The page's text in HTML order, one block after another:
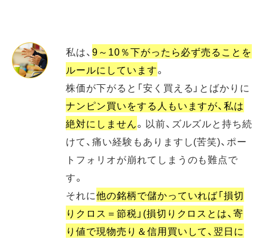
私は、9～10％下がったら必ず売ることを
ルールにしています。
株価が下がると「安く買える」とばかりに
ナンピン買いをする人もいますが、私は
絶対にしません。以前、ズルズルと持ち続
けて、痛い経験もありますし(苦笑)、ポー
トフォリオが崩れてしまうのも難点で
す。
それに他の銘柄で儲かっていれば「損切
りクロス＝節税」(損切りクロスとは、寄
り値で現物売り＆信用買いして、翌日に